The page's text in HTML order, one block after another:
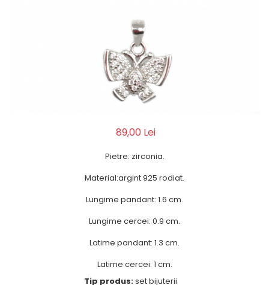
89,00 Lei
Pietre: zirconia.
Material:argint 925 rodiat.
Lungime pandant: 1.6 cm.
Lungime cercei: 0.9 cm.
Latime pandant: 1.3 cm.
Latime cercei: 1 cm.
Tip produs:set bijuterii